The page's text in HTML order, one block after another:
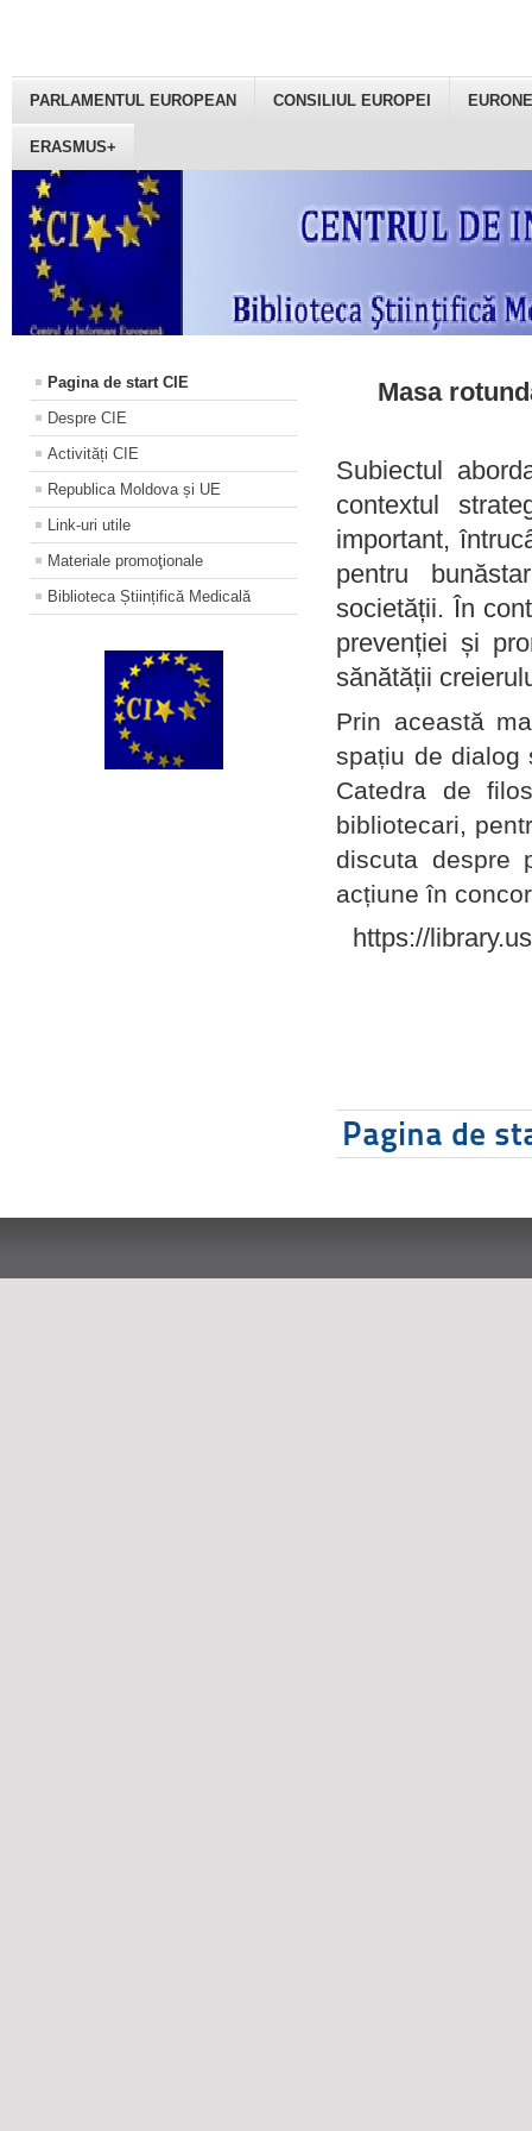
PARLAMENTUL EUROPEAN CONSILIUL EUROPEI
ERASMUS+
Pagina de start CIE
Despre CIE
Activități CIE
Republica Moldova și UE
Link-uri utile
Materiale promoţionale
Biblioteca Științifică Medicală
Masa
Subiectul
contextul
important,
pentru
societății. În
prevenției și
sănătății
Prin această
spațiu de dialog
Catedra de
bibliotecari,
discuta despre
acțiune în
https://
Pagina de